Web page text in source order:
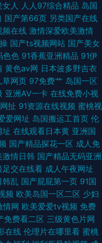
国产 国产影视乱伦日本 成人网
日本很污很黄小 久久人人·妻色
av 欧美日韩一区二区在线 九一
在线观看一区在线视频 欧美日
月丁香福利网
人 人人97综合精品 岛国
国产第66页 另类国产在线
频在线 激情深爱欧美激情
国产ts视频网站 国产美女
色色 91香蕉亚洲精品 91伊
黄色av网 日本波多野吉衣
草网页 97免费艹 岛国一区
亚洲AV一卡 在线免费小视
扯 91资源在线视频 蜜桃视
爱网址 岛国搬运工首页 伦
址 在线观看日本黄 亚洲国
国产精品探花一区 成人免
激情日韩 国产精品无码亚洲
足交在线看 成人午夜网址
韩乱 国产屁屁第一页 91国
频 欧美岛国一区二区 少妇
情网 欧美爱爱tv视频 免费
免费看二区 三级黄色片网
在线 伦理片在哪里看 蜜桃